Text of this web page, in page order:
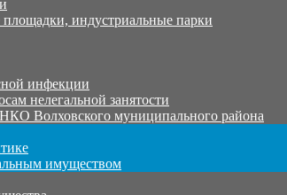
индустриальные парки
инфекции
нелегальной занятости
Волховского муниципального района
имуществом